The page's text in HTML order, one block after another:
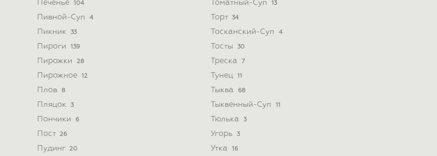
Печенье 104
Пивной-Суп 4
Пикник 33
Пироги 139
Пирожки 28
Пирожное 12
Плов 8
Пляцок 3
Пончики 6
Пост 26
Пудинг 20
Томатный-Суп 13
Торт 34
Тосканский-Суп 4
Тосты 30
Треска 7
Тунец 11
Тыква 68
Тыквенный-Суп 11
Тюлька 3
Угорь 3
Утка 16